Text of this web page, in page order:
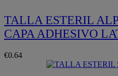
TALLA ESTERIL
CAPA ADHESIVO
€0.64